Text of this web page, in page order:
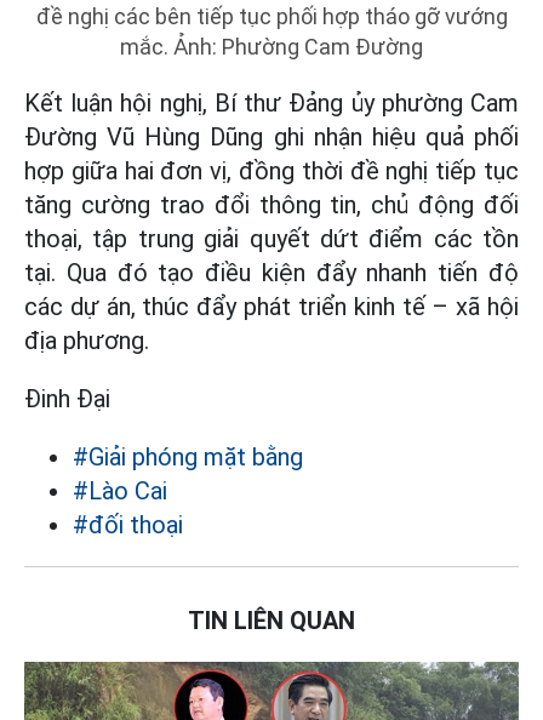
đề nghị các bên tiếp tục phối hợp tháo gỡ vướng
mắc. Ảnh: Phường Cam Đường
Kết luận hội nghị, Bí thư Đảng ủy phường Cam
Đường Vũ Hùng Dũng ghi nhận hiệu quả phối
hợp giữa hai đơn vị, đồng thời đề nghị tiếp tục
tăng cường trao đổi thông tin, chủ động đối
thoại, tập trung giải quyết dứt điểm các tồn
tại. Qua đó tạo điều kiện đẩy nhanh tiến độ
các dự án, thúc đẩy phát triển kinh tế – xã hội
địa phương.
Đinh Đại
#Giải phóng mặt bằng
#Lào Cai
#đối thoại
TIN LIÊN QUAN